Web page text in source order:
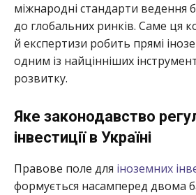
міжнародні стандарти ведення
до глобальних ринків. Саме ця
й експертизи робить прямі
одним із найцінніших
розвитку.
Яке законодавство
інвестиції в Україні
Правове поле для іноземних
формується насамперед двома